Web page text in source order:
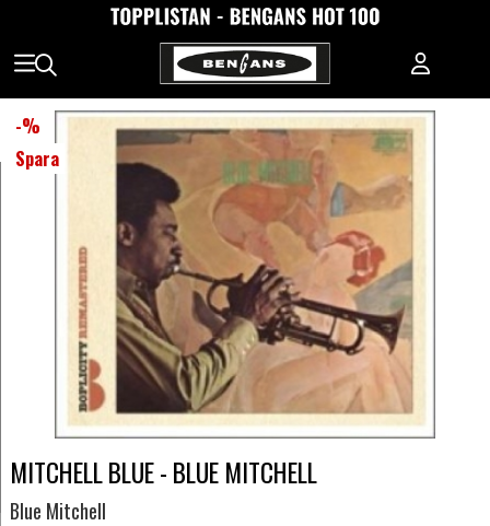
-%
Spara
MITCHELL BLUE - BLUE MITCHELL
Blue Mitchell